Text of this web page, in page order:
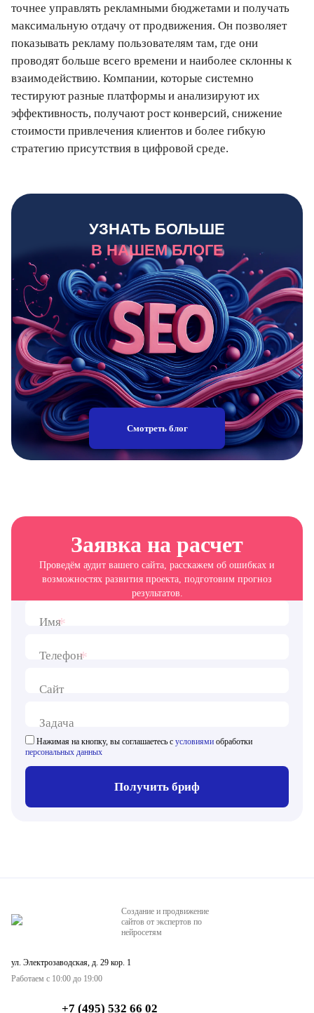
точнее управлять рекламными бюджетами и получать
максимальную отдачу от продвижения. Он позволяет
показывать рекламу пользователям там, где они
проводят больше всего времени и наиболее склонны к
взаимодействию. Компании, которые системно
тестируют разные платформы и анализируют их
эффективность, получают рост конверсий, снижение
стоимости привлечения клиентов и более гибкую
стратегию присутствия в цифровой среде.
УЗНАТЬ БОЛЬШЕ
В НАШЕМ БЛОГЕ
Смотреть блог
Заявка на расчет
Проведём аудит вашего сайта, расскажем об ошибках и
возможностях развития проекта, подготовим прогноз
результатов.
Имя*
Телефон*
Сайт
Задача
Нажимая на кнопку, вы соглашаетесь с условиями обработки
персональных данных
Получить бриф
Создание и продвижение
сайтов от экспертов по
нейросетям
ул. Электрозаводская, д. 29 кор. 1
Работаем с 10:00 до 19:00
+7 (495) 532 66 02